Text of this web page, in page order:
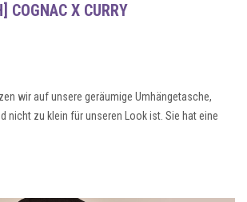
COGNAC X CURRY
wir auf unsere geräumige Umhängetasche,
nicht zu klein für unseren Look ist. Sie hat eine